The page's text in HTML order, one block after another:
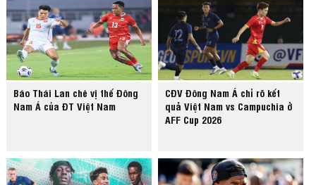
Báo Thái Lan chê vị thế Đông
Nam Á của ĐT Việt Nam
CĐV Đông Nam Á chỉ rõ kết
quả Việt Nam vs Campuchia ở
AFF Cup 2026